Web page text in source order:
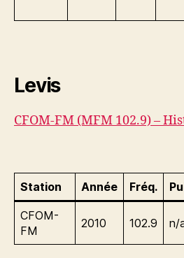
Levis
CFOM-FM (MFM 102.9) –
Station Année Fréq.
CFOM-
FM
2010 102.9 n/